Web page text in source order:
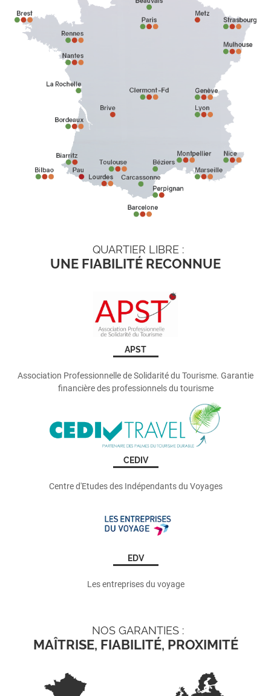
QUARTIER LIBRE :
UNE FIABILITÉ RECONNUE
APST
Association Professionnelle de Solidarité du Tourisme. Garantie
financière des professionnels du tourisme
CEDIV
Centre d'Etudes des Indépendants du Voyages
EDV
Les entreprises du voyage
NOS GARANTIES :
MAÎTRISE, FIABILITÉ, PROXIMITÉ